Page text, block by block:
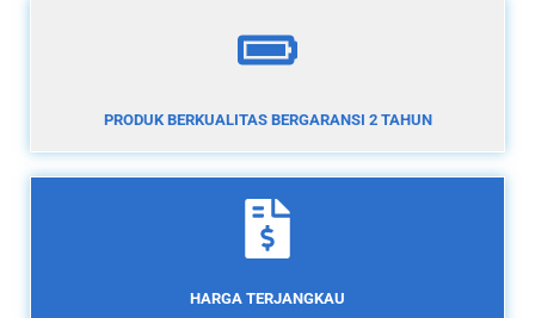
PRODUK BERKUALITAS BERGARANSI 2 TAHUN
HARGA TERJANGKAU